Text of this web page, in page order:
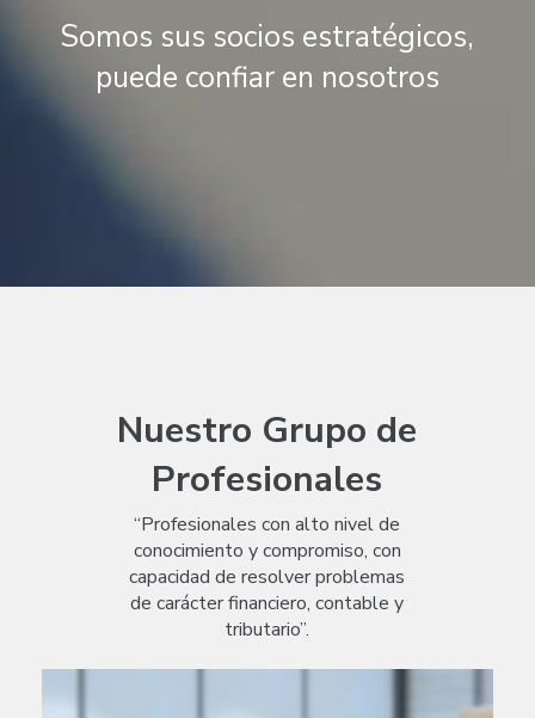
Somos sus socios estratégicos,
puede confiar en nosotros
Nuestro Grupo de
Profesionales
“Profesionales con alto nivel de
conocimiento y compromiso, con
capacidad de resolver problemas
de carácter financiero, contable y
tributario”.